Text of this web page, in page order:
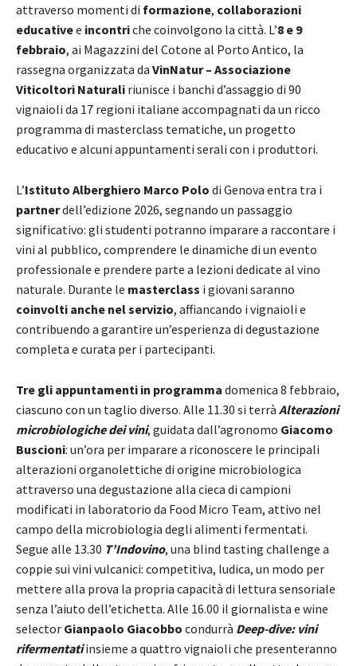
attraverso momenti di formazione, collaborazioni
educativee incontriche coinvolgono la città. L’8 e 9
febbraio, ai Magazzini del Cotone al Porto Antico, la
rassegna organizzata da VinNatur – Associazione
Viticoltori Naturali riunisce i banchi d’assaggio di 90
vignaioli da 17 regioni italiane accompagnati da un ricco
programma di masterclass tematiche, un progetto
educativo e alcuni appuntamenti serali con i produttori.
L’Istituto Alberghiero Marco Polo di Genova entra tra i
partnerdell’edizione 2026, segnando un passaggio
significativo: gli studenti potranno imparare a raccontare i
vini al pubblico, comprendere le dinamiche di un evento
professionale e prendere parte a lezioni dedicate al vino
naturale. Durante le masterclass i giovani saranno
coinvolti anche nel servizio, affiancando i vignaioli e
contribuendo a garantire un’esperienza di degustazione
completa e curata per i partecipanti. ​
Tre gli appuntamenti in programma domenica 8 febbraio,
ciascuno con un taglio diverso. Alle 11.30 si terrà Alterazioni
microbiologiche dei vini, guidata dall’agronomo Giacomo
Buscioni: un’ora per imparare a riconoscere le principali
alterazioni organolettiche di origine microbiologica
attraverso una degustazione alla cieca di campioni
modificati in laboratorio da Food Micro Team, attivo nel
campo della microbiologia degli alimenti fermentati.
Segue alle 13.30 T’Indovino, una blind tasting challenge a
coppie sui vini vulcanici: competitiva, ludica, un modo per
mettere alla prova la propria capacità di lettura sensoriale
senza l’aiuto dell’etichetta. Alle 16.00 il giornalista e wine
selector Gianpaolo Giacobbo condurrà Deep-dive: vini
rifermentatiinsieme a quattro vignaioli che presenteranno